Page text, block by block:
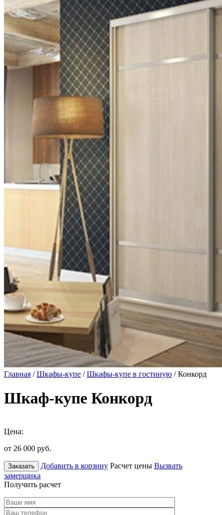
Главная /Шкафы-купе /Шкафы-купе в гостиную / Конкорд
Шкаф-купе Конкорд
Цена:
от 26 000 руб.
Заказать Добавить в корзину Расчет цены Вызвать
замерщика
Получить расчет